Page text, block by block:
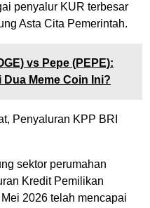
penyalur KUR terbesar
Asta Cita Pemerintah.
vs Pepe (PEPE):
Meme Coin Ini?
Penyaluran KPP BRI
sektor perumahan
Kredit Pemilikan
2026 telah mencapai